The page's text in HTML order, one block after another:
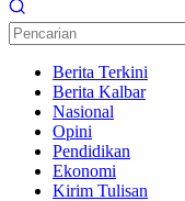
Berita Terkini
Berita Kalbar
Nasional
Opini
Pendidikan
Ekonomi
Kirim Tulisan